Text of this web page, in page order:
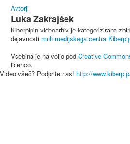
Avtorji
Luka Zakrajšek
Kiberpipin videoarhiv je kategorizirana
dejavnosti multimedijskega centra
Vsebina je na voljo pod Creative
licenco.
Video všeč? Podprite nas! http://